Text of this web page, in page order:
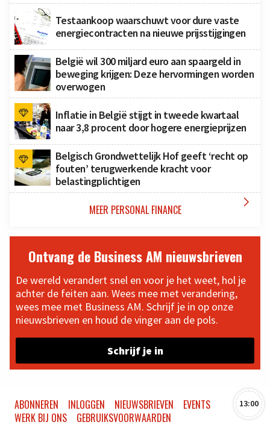
Testaankoop waarschuwt voor dure vaste
energiecontracten na nieuwe prijsstijgingen
België wil 300 miljard euro aan spaargeld in
beweging krijgen: Deze hervormingen worden
overwogen
Inflatie in België stijgt in tweede kwartaal
naar 3,8 procent door hogere energieprijzen
Belgisch Grondwettelijk Hof geeft ‘recht op
fouten’ terugwerkende kracht voor
belastingplichtigen
MEER PERSONAL FINANCE 
Ontvang de Business AM nieuwsbrieven
De wereld verandert snel en voor je het weet, hol je
achter de feiten aan. Wees mee met verandering,
wees mee met Business AM. Schrijf je in op onze
nieuwsbrieven en houd de vinger aan de pols.
Schrijf je in
13:00
ABONNEREN INLOGGEN NIEUWSBRIEVEN
EVENTS
WERK BIJ ONS
GEBRUIKSVOORWAARDEN